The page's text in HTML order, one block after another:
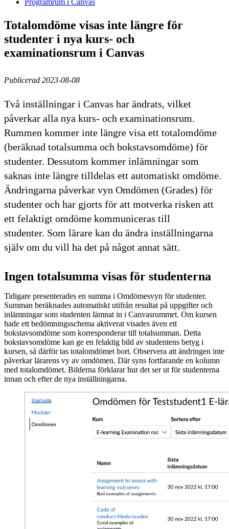
Totalomdöme visas inte längre för
studenter i nya kurs- och
examinationsrum i Canvas
Publicerad 2023-08-08
Två inställningar i Canvas har ändrats, vilket
påverkar alla nya kurs- och examinationsrum.
Rummen kommer inte längre visa ett totalomdöme
(beräknad totalsumma och bokstavsomdöme) för
studenter. Dessutom kommer inlämningar som
saknas inte längre tilldelas ett automatiskt omdöme.
Ändringarna påverkar vyn Omdömen (Grades) för
studenter och har gjorts för att motverka risken att
ett felaktigt omdöme kommuniceras till
studenter. Som lärare kan du ändra inställningarna
själv om du vill ha det på något annat sätt.
Ingen totalsumma visas för studenterna
Tidigare presenterades en summa i Omdömesvyn för studenter.
Summan beräknades automatiskt utifrån resultat på uppgifter och
inlämningar som studenten lämnat in i Canvasrummet. Om kursen
hade ett bedömningsschema aktiverat visades även ett
bokstavsomdöme som korresponderar till totalsumman. Detta
bokstavsomdöme kan ge en felaktig bild av studentens betyg i
kursen, så därför tas totalomdömet bort. Observera att ändringen inte
påverkar lärarens vy av omdömen. Där syns fortfarande en kolumn
med totalomdömet. Bilderna förklarar hur det ser ut för studenterna
innan och efter de nya inställningarna.